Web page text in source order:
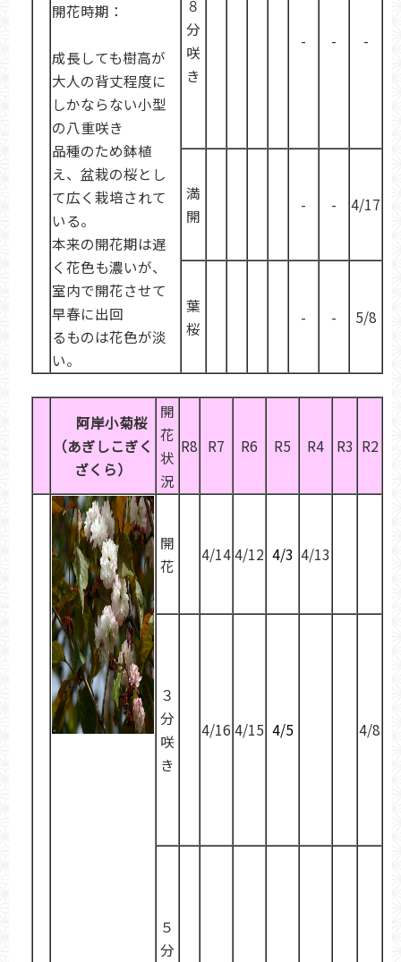
開花時期：
成長しても樹高が
大人の背丈程度に
しかならない小型
の八重咲き
品種のため鉢植
え、盆栽の桜とし
て広く栽培されて
いる。
本来の開花期は遅
く花色も濃いが、
室内で開花させて
早春に出回
るものは花色が淡
い。
８
分
咲
き
- - -
満
開
- - 4/17
葉
桜
- - 5/8
阿岸小菊桜
（あぎしこぎく
ざくら）
開
花
状
況
R8 R7 R6 R5 R4 R3 R2
開
花
4/144/12 4/3 4/13
３
分
咲
き
4/16 4/15 4/5 4/8
５
分